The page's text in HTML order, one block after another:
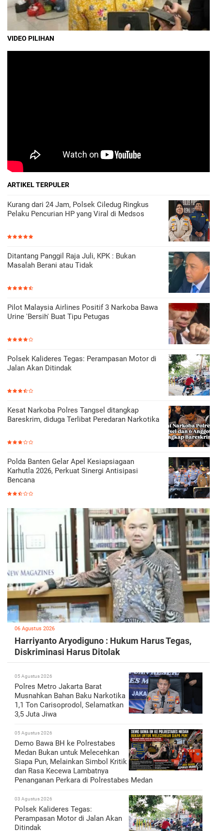
VIDEO PILIHAN
ARTIKEL TERPULER
Kurang dari 24 Jam, Polsek Ciledug Ringkus
Pelaku Pencurian HP yang Viral di Medsos
Ditantang Panggil Raja Juli, KPK : Bukan
Masalah Berani atau Tidak
Pilot Malaysia Airlines Positif 3 Narkoba Bawa
Urine 'Bersih' Buat Tipu Petugas
Polsek Kalideres Tegas: Perampasan Motor di
Jalan Akan Ditindak
Kesat Narkoba Polres Tangsel ditangkap
Bareskrim, diduga Terlibat Peredaran Narkotika
Polda Banten Gelar Apel Kesiapsiagaan
Karhutla 2026, Perkuat Sinergi Antisipasi
Bencana
06 Agustus 2026
Harriyanto Aryodiguno : Hukum Harus Tegas,
Diskriminasi Harus Ditolak
05 Agustus 2026
Polres Metro Jakarta Barat
Musnahkan Bahan Baku Narkotika
1,1 Ton Carisoprodol, Selamatkan
3,5 Juta Jiwa
05 Agustus 2026
Demo Bawa BH ke Polrestabes
Medan Bukan untuk Melecehkan
Siapa Pun, Melainkan Simbol Kritik
dan Rasa Kecewa Lambatnya
Penanganan Perkara di Polrestabes Medan
03 Agustus 2026
Polsek Kalideres Tegas:
Perampasan Motor di Jalan Akan
Ditindak